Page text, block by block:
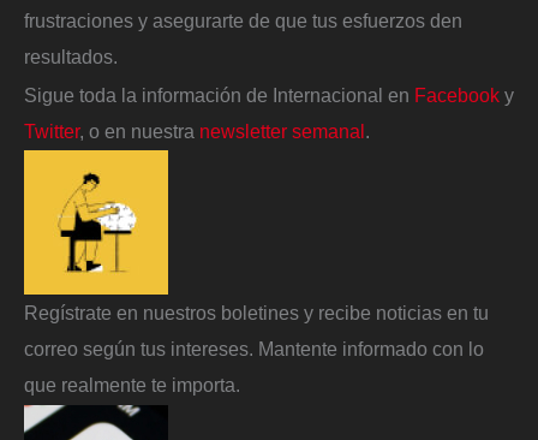
frustraciones y asegurarte de que tus esfuerzos den
resultados.
Sigue toda la información de Internacional en Facebook y
Twitter, o en nuestra newsletter semanal
Regístrate en nuestros boletines y recibe noticias en tu
correo según tus intereses. Mantente informado con lo
que realmente te importa.